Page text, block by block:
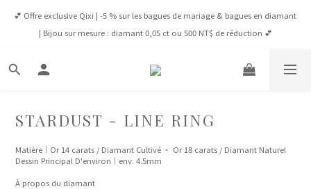
💕 Offre exclusive Qixi | -5 % sur les bagues de mariage & bagues en diamant
| Bijou sur mesure : diamant 0,05 ct ou 500 NT$ de réduction 💕
💕 Offre exclusive Qixi | -5 % sur les bagues de mariage & bagues en diamant
| Bijou sur mesure : diamant 0,05 ct ou 500 NT$ de réduction 💕
Connexion Membre 💎 À partir de NT$65,000, VIP -5 % toute l’année / À
Monde dès 1 600 USD
💕 Offre exclusive Qixi | -5 % sur les bagues de mariage & bagues en diamant
| Bijou sur mesure : diamant 0,05 ct ou 500 NT$ de réduction 💕
STARDUST - LINE RING
Matière｜Or 14 carats / Diamant Cultivé · Or 18 carats / Diamant Naturel
Dessin Principal D'environ｜env. 4.5mm
À propos du diamant